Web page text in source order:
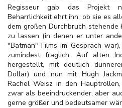
Regisseur gab das Projekt
Beharrlichkeit ehrt ihn, ob sie es
dem großen Durchbruch stehende
zu lassen (in denen er unter
"Batman"-Films im Gespräch
zumindest fraglich. Auf alten
hergestellt, mit deutlich
Dollar) und nun mit Hugh
Rachel Weisz in den
zwar als beeindruckender, aber
gerne größer und bedeutsamer